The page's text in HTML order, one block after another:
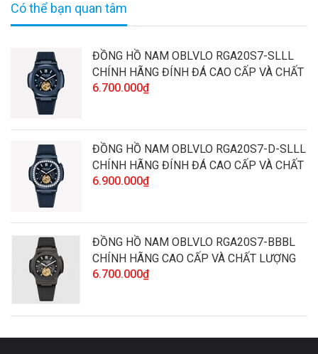
Có thể bạn quan tâm
ĐỒNG HỒ NAM OBLVLO RGA20S7-SLLL
CHÍNH HÃNG ĐÍNH ĐÁ CAO CẤP VÀ CHẤT
LƯỢNG
6.700.000₫
ĐỒNG HỒ NAM OBLVLO RGA20S7-D-SLLL
CHÍNH HÃNG ĐÍNH ĐÁ CAO CẤP VÀ CHẤT
LƯỢNG
6.900.000₫
ĐỒNG HỒ NAM OBLVLO RGA20S7-BBBL
CHÍNH HÃNG CAO CẤP VÀ CHẤT LƯỢNG
6.700.000₫